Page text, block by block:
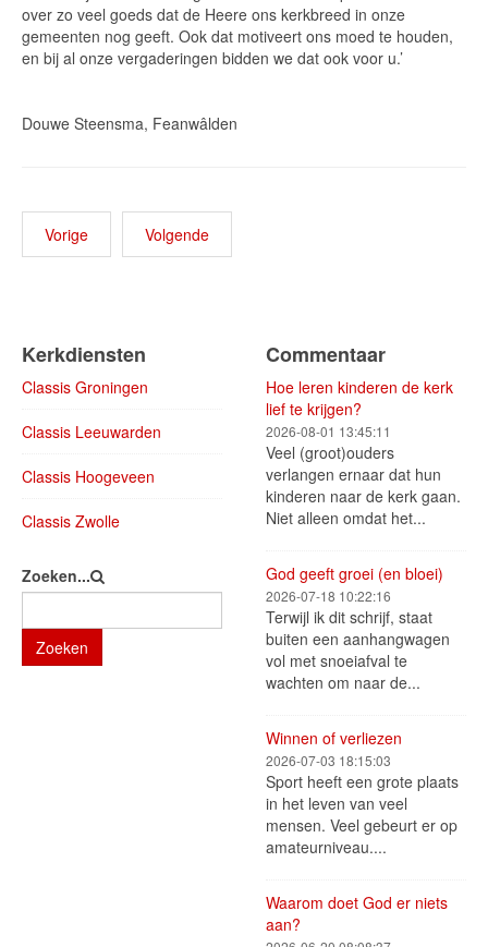
over zo veel goeds dat de Heere ons kerkbreed in onze
gemeenten nog geeft. Ook dat motiveert ons moed te houden,
en bij al onze vergaderingen bidden we dat ook voor u.’
Douwe Steensma, Feanwâlden
Vorige Volgende
Kerkdiensten
Classis Groningen
Classis Leeuwarden
Classis Hoogeveen
Classis Zwolle
Zoeken...
Zoeken
Commentaar
Hoe leren kinderen de kerk
lief te krijgen?
2026-08-01 13:45:11
Veel (groot)ouders
verlangen ernaar dat hun
kinderen naar de kerk gaan.
Niet alleen omdat het...
God geeft groei (en bloei)
2026-07-18 10:22:16
Terwijl ik dit schrijf, staat
buiten een aanhangwagen
vol met snoeiafval te
wachten om naar de...
Winnen of verliezen
2026-07-03 18:15:03
Sport heeft een grote plaats
in het leven van veel
mensen. Veel gebeurt er op
amateurniveau....
Waarom doet God er niets
aan?